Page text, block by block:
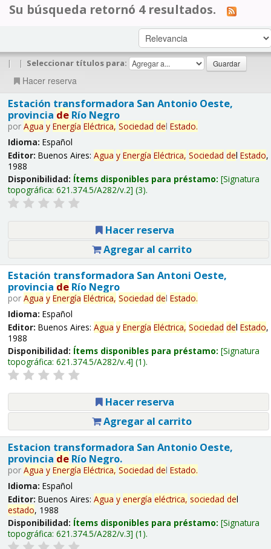
Su búsqueda retornó 4 resultados.
| | Seleccionar títulos para:
Hacer reserva
Estación transformadora San Antonio Oeste,
provincia deRío Negro
por Agua y Energía Eléctrica, Sociedad del Estado.
Idioma: Español
Editor: Buenos Aires: Agua y Energía Eléctrica, Sociedad del Estado,
1988
Disponibilidad: Ítems disponibles para préstamo: Signatura
topográfica: 621.374.5/A282/v.2 (3).
Hacer reserva
Agregar al carrito
Estación transformadora San Antoni Oeste,
provincia deRío Negro
por Agua y Energía Eléctrica, Sociedad del Estado.
Idioma: Español
Editor: Buenos Aires: Agua y Energía Eléctrica, Sociedad del Estado,
1988
Disponibilidad: Ítems disponibles para préstamo: Signatura
topográfica: 621.374.5/A282/v.4 (1).
Hacer reserva
Agregar al carrito
Estacion transformadora San Antonio Oeste,
provincia deRío Negro.
por Agua y Energía Eléctrica, Sociedad del Estado.
Idioma: Español
Editor: Buenos Aires: Agua y energía eléctrica, sociedad del
estado, 1988
Disponibilidad: Ítems disponibles para préstamo: Signatura
topográfica: 621.374.5/A282/v.3 (1).